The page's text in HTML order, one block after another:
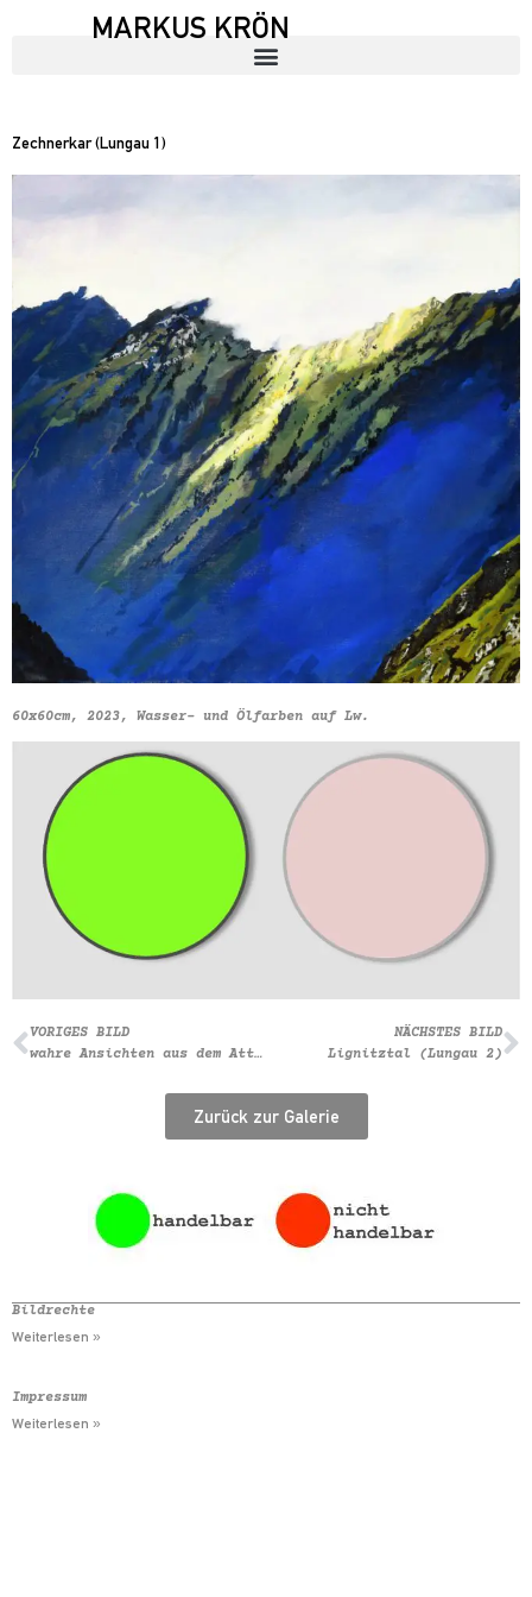
MARKUS KRÖN
Zechnerkar (Lungau 1)
60x60cm, 2023, Wasser- und Ölfarben auf Lw.
VORIGES BILD
wahre Ansichten aus dem Attergau 13 (Bahnhof Schmidham)
NÄCHSTES BILD
Lignitztal (Lungau 2)
Zurück zur Galerie
Bildrechte
Weiterlesen »
Impressum
Weiterlesen »